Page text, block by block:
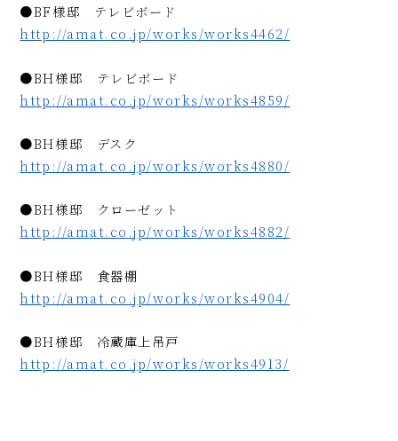
●BF様邸 テレビボード
http://amat.co.jp/works/works4462/
●BH様邸 テレビボード
http://amat.co.jp/works/works4859/
●BH様邸 デスク
http://amat.co.jp/works/works4880/
●BH様邸 クローゼット
http://amat.co.jp/works/works4882/
●BH様邸 食器棚
http://amat.co.jp/works/works4904/
●BH様邸 冷蔵庫上吊戸
http://amat.co.jp/works/works4913/